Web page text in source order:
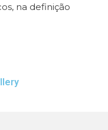
na definição